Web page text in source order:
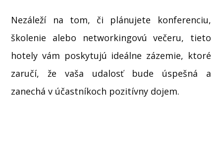
Nezáleží na tom, či plánujete konferenciu,
školenie alebo networkingovú večeru, tieto
hotely vám poskytujú ideálne zázemie, ktoré
zaručí, že vaša udalosť bude úspešná a
zanechá v účastníkoch pozitívny dojem.